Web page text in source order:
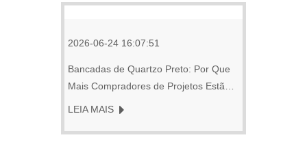
2026-06-24 16:07:51
Bancadas de Quartzo Preto: Por Que
Mais Compradores de Projetos Estão
LEIA MAIS